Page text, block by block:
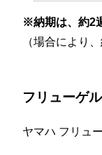
※納期は、約2
（場合により
フリューゲ
ヤマハ フリュ